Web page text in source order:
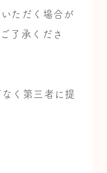
ただく場合が
了承くださ
く第三者に提